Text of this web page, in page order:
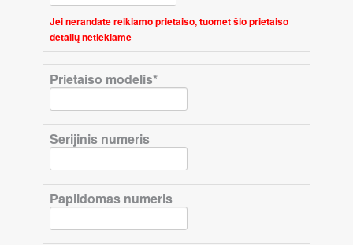
Jei nerandate reikiamo prietaiso, tuomet šio prietaiso
detalių netiekiame
Prietaiso modelis*
Serijinis numeris
Papildomas numeris